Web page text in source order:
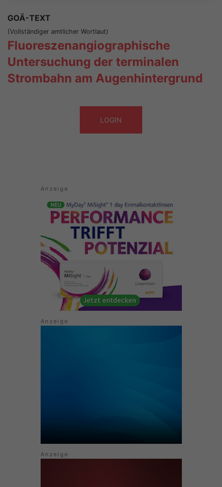
GOÄ-TEXT
(Vollständiger amtlicher Wortlaut)
Fluoreszenangiographische
Untersuchung der terminalen
Strombahn am Augenhintergrund
LOGIN